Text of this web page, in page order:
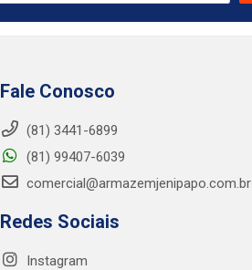
Fale Conosco
(81) 3441-6899
(81) 99407-6039
comercial@armazemjenipapo.com.br
Redes Sociais
Instagram